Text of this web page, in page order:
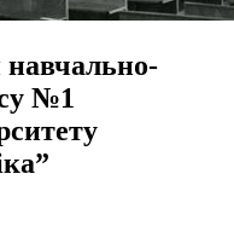
навчально-
№1